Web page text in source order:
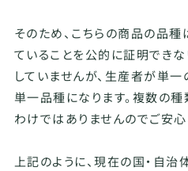
そのため、こちらの商品の品
ていることを公的に証明でき
していませんが、生産者が単
単一品種になります。複数の
わけではありませんのでご安心
上記のように、現在の国・自治